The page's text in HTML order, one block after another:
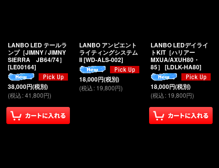
LANBO LED テールラ
ンプ［JIMNY / JIMNY
SIERRA JB64/74］
[LE00164]
38,000円(税別)
(税込:41,800円)
LANBO アンビエント
ライティングシステム
II[WD-ALS-002]
18,000円(税別)
(税込: 19,800円)
LANBO LEDデイライ
トKIT［ハリアー
MXUA/AXUH80・
85］ [LDLK-HA80]
18,000円(税別)
(税込: 19,800円)